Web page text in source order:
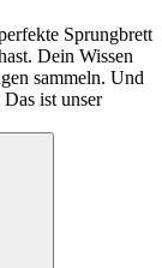
Sprungbrett
Dein Wissen
sammeln. Und
ist unser